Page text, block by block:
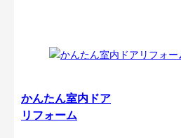
かんたん室内ドア
リフォーム